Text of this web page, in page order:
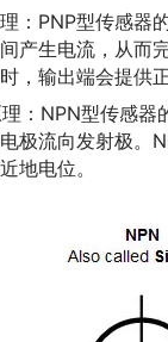
：PNP型传感器
产生电流，从而
，输出端会提供
：NPN型传感
极流向发射极。
地电位。